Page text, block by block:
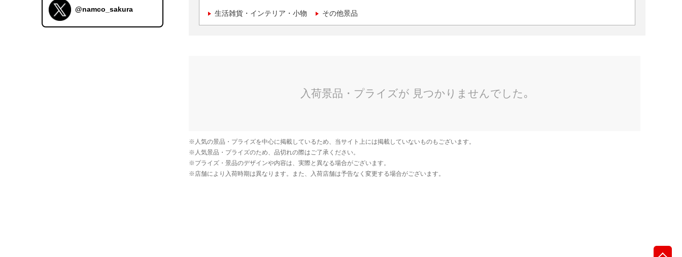
生活雑貨・インテリア・小物 その他景品
@namco_sakura